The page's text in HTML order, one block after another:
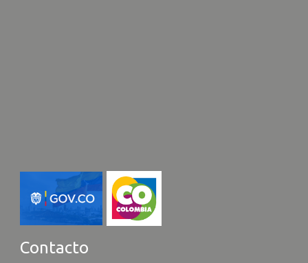
Contacto